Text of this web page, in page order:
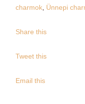
charmok, Ünnepi
Share this
Tweet this
Email this